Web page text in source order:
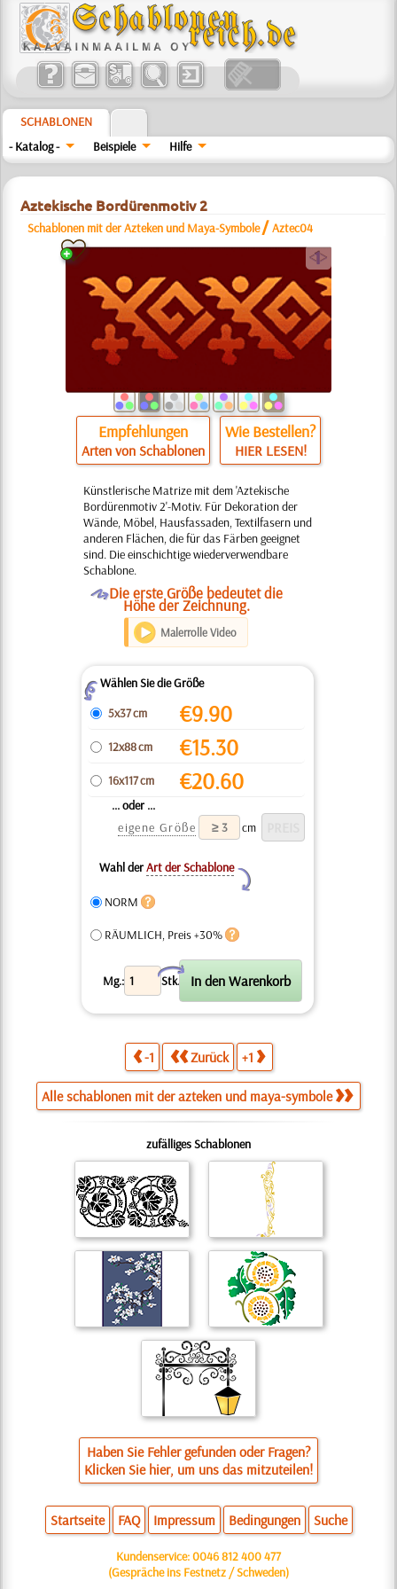
SCHABLONEN
- Katalog -
Beispiele Hilfe
Aztekische Bordürenmotiv 2
Schablonen mit der Azteken und Maya-Symbole /Aztec04
a
Empfehlungen
Arten von Schablonen
Wie Bestellen?
HIER LESEN!
Künstlerische Matrize mit dem 'Aztekische
Bordürenmotiv 2'-Motiv. Für Dekoration der
Wände, Möbel, Hausfassaden, Textilfasern und
anderen Flächen, die für das Färben geeignet
sind. Die einschichtige wiederverwendbare
Schablone.
ODie erste Größe bedeutet die
Höhe der Zeichnung.
Malerrolle Video
ZWählen Sie die Größe
5x37 cm
€9.90
12x88 cm €15.30
16x117 cm €20.60
... oder ...
eigene Größe
cm
Wahl derArt der Schablone
Y
NORM
RÄUMLICH, Preis +30%
Mg.: Stk.
X
-1 Zurück +1
Alle schablonen mit der azteken und maya-symbole
zufälliges Schablonen
Haben Sie Fehler gefunden oder Fragen?
Klicken Sie hier, um uns das mitzuteilen!
Startseite FAQ Impressum Bedingungen Suche
Kundenservice:0046 812 400 477
(Gespräche ins Festnetz / Schweden)